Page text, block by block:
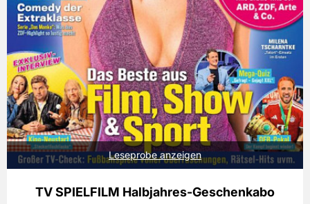
Leseprobe anzeigen
TV SPIELFILM Halbjahres-Geschenkabo